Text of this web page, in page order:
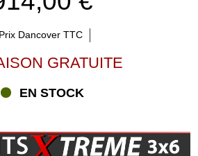
Prix Dancover TTC
GRATUITE
EN STOCK